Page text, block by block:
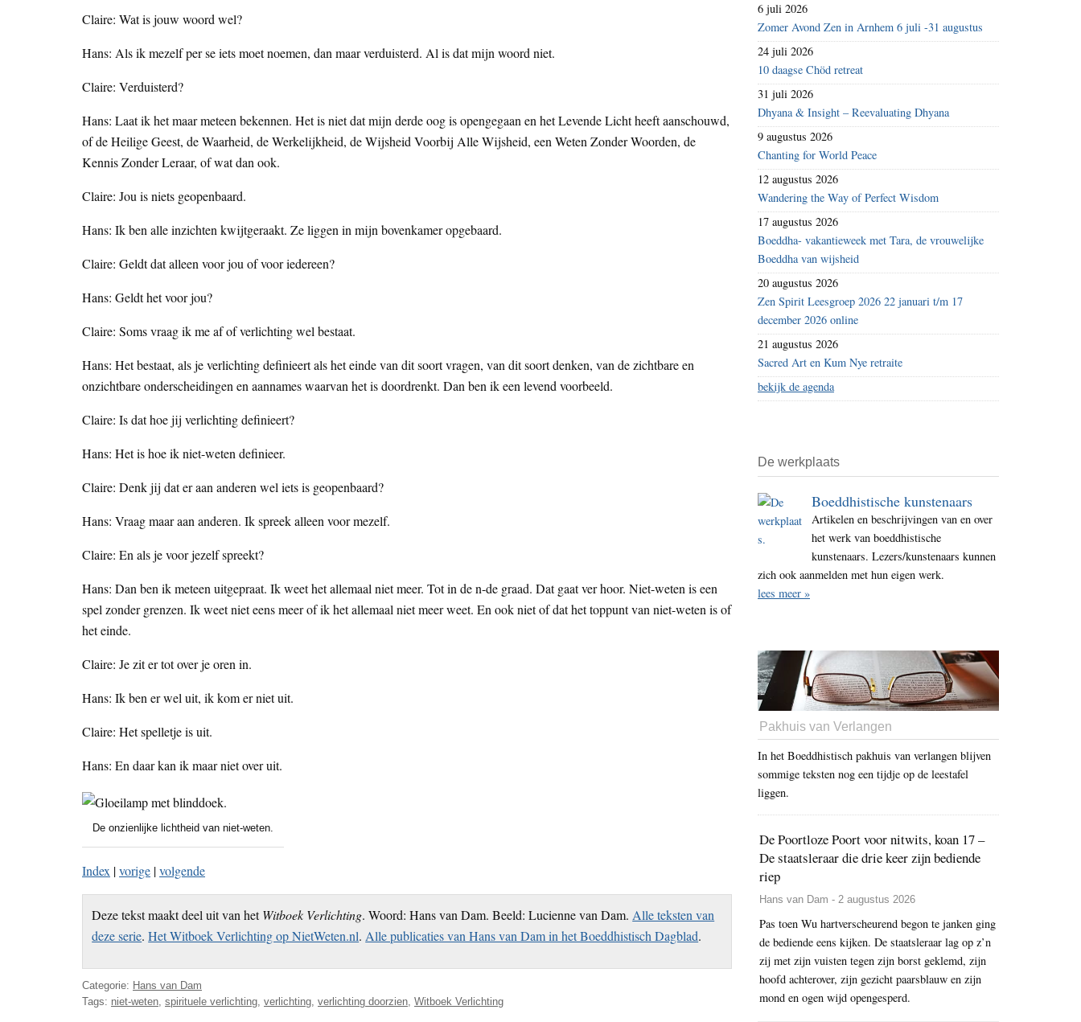
Claire: Wat is jouw woord wel?
Hans: Als ik mezelf per se iets moet noemen, dan maar verduisterd. Al is dat mijn woord niet.
Claire: Verduisterd?
Hans: Laat ik het maar meteen bekennen. Het is niet dat mijn derde oog is opengegaan en het Levende Licht heeft aanschouwd,
of de Heilige Geest, de Waarheid, de Werkelijkheid, de Wijsheid Voorbij Alle Wijsheid, een Weten Zonder Woorden, de
Kennis Zonder Leraar, of wat dan ook.
Claire: Jou is niets geopenbaard.
Hans: Ik ben alle inzichten kwijtgeraakt. Ze liggen in mijn bovenkamer opgebaard.
Claire: Geldt dat alleen voor jou of voor iedereen?
Hans: Geldt het voor jou?
Claire: Soms vraag ik me af of verlichting wel bestaat.
Hans: Het bestaat, als je verlichting definieert als het einde van dit soort vragen, van dit soort denken, van de zichtbare en
onzichtbare onderscheidingen en aannames waarvan het is doordrenkt. Dan ben ik een levend voorbeeld.
Claire: Is dat hoe jij verlichting definieert?
Hans: Het is hoe ik niet-weten definieer.
Claire: Denk jij dat er aan anderen wel iets is geopenbaard?
Hans: Vraag maar aan anderen. Ik spreek alleen voor mezelf.
Claire: En als je voor jezelf spreekt?
Hans: Dan ben ik meteen uitgepraat. Ik weet het allemaal niet meer. Tot in de n-de graad. Dat gaat ver hoor. Niet-weten is een
spel zonder grenzen. Ik weet niet eens meer of ik het allemaal niet meer weet. En ook niet of dat het toppunt van niet-weten is of
het einde.
Claire: Je zit er tot over je oren in.
Hans: Ik ben er wel uit, ik kom er niet uit.
Claire: Het spelletje is uit.
Hans: En daar kan ik maar niet over uit.
De onzienlijke lichtheid van niet-weten.
Index |vorige |volgende
Deze tekst maakt deel uit van hetWitboek Verlichting. Woord: Hans van Dam. Beeld: Lucienne van Dam. Alle teksten van
deze serie.Het Witboek Verlichting op NietWeten.nl. Alle publicaties van Hans van Dam in het Boeddhistisch Dagblad.
Categorie: Hans van Dam
Tags: niet-weten spirituele verlichting verlichting verlichting doorzien Witboek Verlichting
6 juli 2026
Zomer Avond Zen in Arnhem 6 juli -31 augustus
24 juli 2026
10 daagse Chöd retreat
31 juli 2026
Dhyana & Insight – Reevaluating Dhyana
9 augustus 2026
Chanting for World Peace
12 augustus 2026
Wandering the Way of Perfect Wisdom
17 augustus 2026
Boeddha- vakantieweek met Tara, de vrouwelijke
Boeddha van wijsheid
20 augustus 2026
Zen Spirit Leesgroep 2026 22 januari t/m 17
december 2026 online
21 augustus 2026
Sacred Art en Kum Nye retraite
bekijk de agenda
De werkplaats
Boeddhistische kunstenaars
Artikelen en beschrijvingen van en over
het werk van boeddhistische
kunstenaars. Lezers/kunstenaars kunnen
zich ook aanmelden met hun eigen werk.
lees meer »
Pakhuis van Verlangen
In het Boeddhistisch pakhuis van verlangen blijven
sommige teksten nog een tijdje op de leestafel
liggen.
De Poortloze Poort voor nitwits, koan 17 –
De staatsleraar die drie keer zijn bediende
riep
Hans van Dam - 2 augustus 2026
Pas toen Wu hartverscheurend begon te janken ging
de bediende eens kijken. De staatsleraar lag op z’n
zij met zijn vuisten tegen zijn borst geklemd, zijn
hoofd achterover, zijn gezicht paarsblauw en zijn
mond en ogen wijd opengesperd.